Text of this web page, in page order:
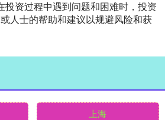
投资过程中遇到问题和困难时，投资
人士的帮助和建议以规避风险和获
上海